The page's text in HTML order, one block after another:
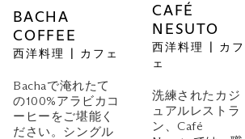
BACHA
COFFEE
西洋料理 | カフェ
Bachaで淹れたて
の100%アラビカコ
ーヒーをご堪能く
ださい。シングル
CAFÉ
NESUTO
西洋料理 | カフ
ェ
洗練されたカジ
ュアルレストラ
ン、Café